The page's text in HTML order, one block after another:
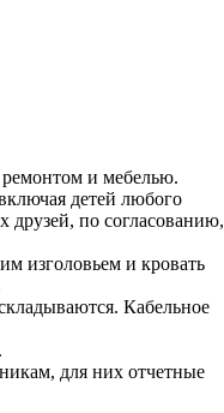
и мебелью.
детей любого
друзей, по согласованию,
изголовьем и кровать
Кабельное
для них отчетные